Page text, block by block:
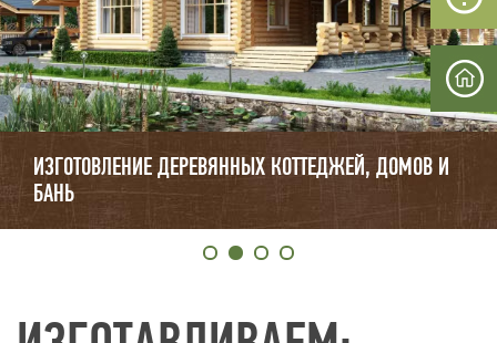
БАНЬ
ИЗГОТОВЛЕНИЕ ДЕРЕВЯННЫХ КОТТЕДЖЕЙ, ДОМОВ И
БАНЬ